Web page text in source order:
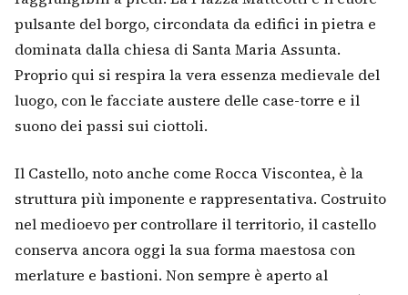
pulsante del borgo, circondata da edifici in pietra e
dominata dalla chiesa di Santa Maria Assunta.
Proprio qui si respira la vera essenza medievale del
luogo, con le facciate austere delle case-torre e il
suono dei passi sui ciottoli.
Il Castello, noto anche come Rocca Viscontea, è la
struttura più imponente e rappresentativa. Costruito
nel medioevo per controllare il territorio, il castello
conserva ancora oggi la sua forma maestosa con
merlature e bastioni. Non sempre è aperto al